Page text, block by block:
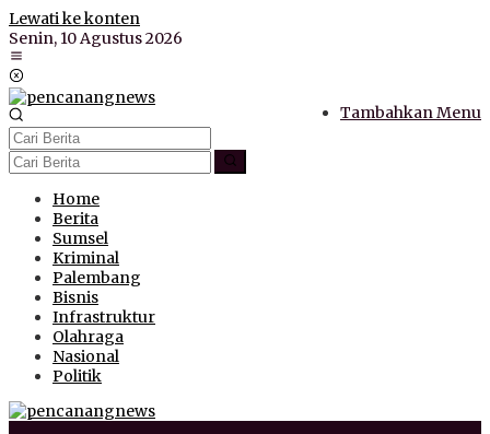
Lewati ke konten
Senin, 10 Agustus 2026
Tambahkan Menu
Home
Berita
Sumsel
Kriminal
Palembang
Bisnis
Infrastruktur
Olahraga
Nasional
Politik